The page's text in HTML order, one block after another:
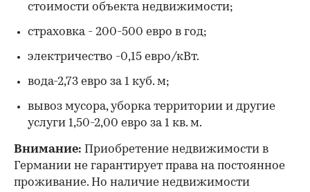
стоимости объекта недвижимости;
страховка - 200-500 евро в год;
электричество -0,15 евро/кВт.
вода-2,73 евро за 1 куб. м;
вывоз мусора, уборка территории и другие
услуги 1,50-2,00 евро за 1 кв. м.
Внимание: Приобретение недвижимости в
Германии не гарантирует права на постоянное
проживание. Но наличие недвижимости